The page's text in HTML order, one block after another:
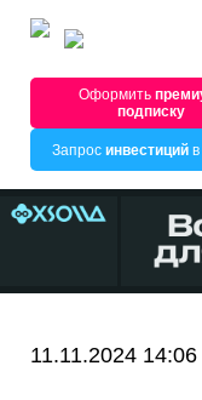
Оформить
подписку
Запрос инвестицийв
11.11.2024 14:06